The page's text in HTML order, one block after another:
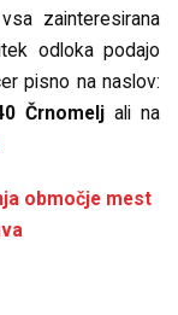
zainteresirana
odloka podajo
pisno na naslov:
Črnomelj ali na
območje mest